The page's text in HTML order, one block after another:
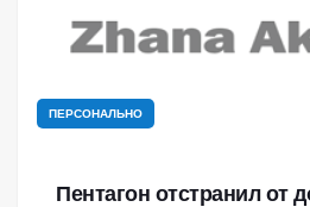
ПЕРСОНАЛЬНО
Пентагон отстранил от